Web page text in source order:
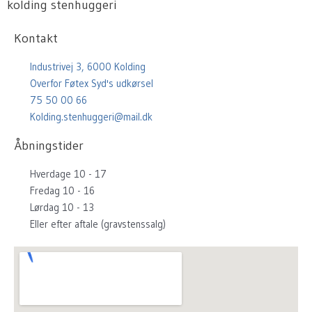
e
o
o
k
t
r
a
m
t
e
e
s
kolding stenhuggeri
Kontakt
Industrivej 3, 6000 Kolding
Overfor Føtex Syd's udkørsel
75 50 00 66
Kolding.stenhuggeri@mail.dk
Åbningstider
Hverdage 10 - 17
Fredag 10 - 16
Lørdag 10 - 13
Eller efter aftale (gravstenssalg)